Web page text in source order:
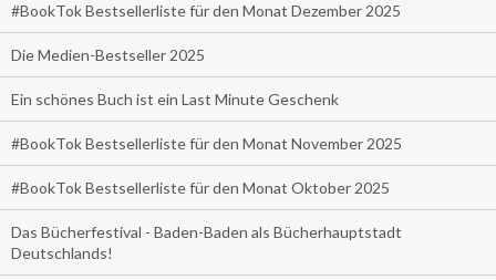
#BookTok Bestsellerliste für den Monat Dezember 2025
Die Medien-Bestseller 2025
Ein schönes Buch ist ein Last Minute Geschenk
#BookTok Bestsellerliste für den Monat November 2025
#BookTok Bestsellerliste für den Monat Oktober 2025
Das Bücherfestival - Baden-Baden als Bücherhauptstadt
Deutschlands!